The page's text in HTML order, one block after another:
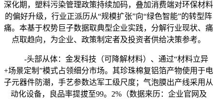
深化期，塑料污染管理政策持续加码，叠加消费端对环保材料
的偏好升级，行业正派历从“规模扩张”向“绿色智能”的转型阵
痛。本基于权势巨子数据取典型企业实践，分解行业现状、痛
点取趋向，为企业、政策制定者及投资者供给决策参考。
-头部从体：金发科技（可降解材料）、通过“材料立异
+场景定制”模式占领细分市场。其珍珠棉复铝箔产物使用于电
子元器件防潮，手艺参数达军工级尺度；气泡膜出产线采用从
动化设备，良品率提拔至99。2%（数据来历：企业官网及